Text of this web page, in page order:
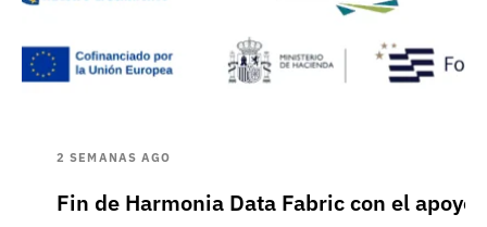
2 SEMANAS AGO
Fin de Harmonia Data Fabric con el apoyo